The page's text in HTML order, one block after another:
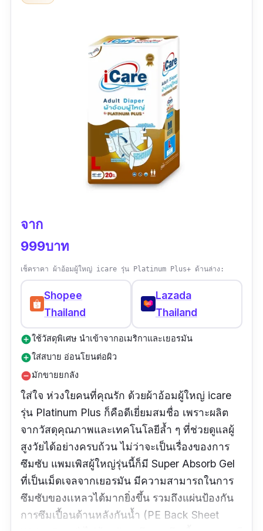
จาก
999บาท
เช็คราคา ผ้าอ้อมผู้ใหญ่ icare รุ่น Platinum Plus+ ด้านล่าง:
Shopee
Thailand
Lazada
Thailand
add_circleใช้วัสดุพิเศษ นำเข้าจากอเมริกาและเยอรมัน
add_circleใส่สบาย อ่อนโยนต่อผิว
remove_circleมักขายยกลัง
ใส่ใจ ห่วงใยคนที่คุณรัก ด้วยผ้าอ้อมผู้ใหญ่ icare
รุ่น Platinum Plus ก็คือดีเยี่ยมสมชื่อ เพราะผลิต
จากวัสดุคุณภาพและเทคโนโลยีล้ำ ๆ ที่ช่วยดูแลผู้
สูงวัยได้อย่างครบถ้วน ไม่ว่าจะเป็นเรื่องของการ
ซึมซับ แพมเพิสผู้ใหญ่รุ่นนี้ก็มี Super Absorb Gel
ที่เป็นเม็ดเจลจากเยอรมัน มีความสามารถในการ
ซึมซับของเเหลวได้มากยิ่งขึ้น รวมถึงแผ่นป้องกัน
การซึมเปื้อนด้านหลังกันน้ำ (PE Back Sheet